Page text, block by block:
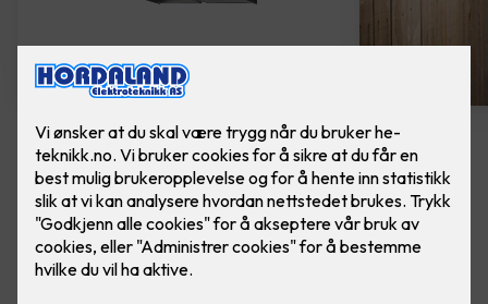
Spike veggarmatur - grafitt
Lekker utebelysning fra SG Armaturen. Ferdig
montert, utskifting av lampe.